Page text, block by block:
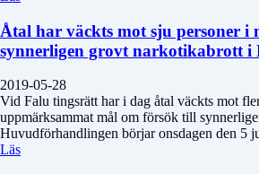
Åtal har väckts mot sju personer i
synnerligen grovt narkotikabrott i
2019-05-28
Vid Falu tingsrätt har i dag åtal väckts mot
uppmärksammat mål om försök till
Huvudförhandlingen börjar onsdagen den 5
Läs